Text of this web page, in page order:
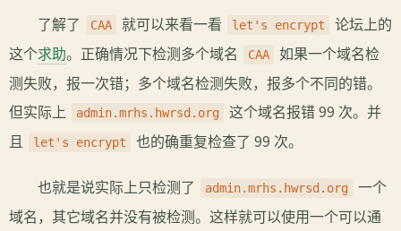
了解了 CAA 就可以来看一看 let's encrypt
论坛上的
这个求助。正确情况下检测多个域名 CAA
如果一个域名检
测失败，报一次错；多个域名检测失败，报多个不同的错。
但实际上
admin.mrhs.hwrsd.org
这个域名报错 99 次。并
且
let's encrypt 也的确重复检查了 99 次。
也就是说实际上只检测了 admin.mrhs.hwrsd.org
一个
域名，其它域名并没有被检测。这样就可以使用一个可以通